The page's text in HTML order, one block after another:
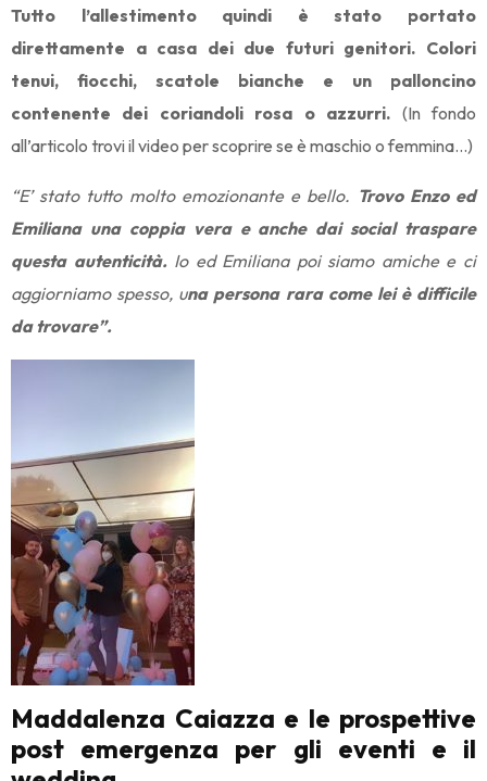
Tutto l’allestimento quindi è stato portato
direttamente a casa dei due futuri genitori. Colori
tenui, fiocchi, scatole bianche e un palloncino
contenente dei coriandoli rosa o azzurri. (In fondo
all’articolo trovi il video per scoprire se è maschio o femmina…)
“E’ stato tutto molto emozionante e bello. Trovo Enzo ed
Emiliana una coppia vera e anche dai social traspare
questa autenticità.Io ed Emiliana poi siamo amiche e ci
aggiorniamo spesso, una persona rara come lei è difficile
da trovare”.
Maddalenza Caiazza e le prospettive
post emergenza per gli eventi e il